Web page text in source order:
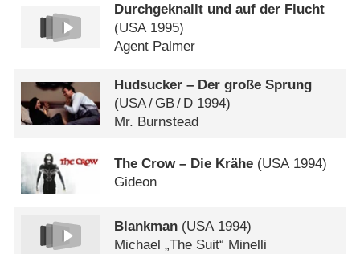
Durchgeknallt und auf der Flucht
(USA 1995)
Agent Palmer
Hudsucker – Der große Sprung
(USA/ GB/ D 1994)
Mr. Burnstead
The Crow – Die Krähe (USA1994)
Gideon
Blankman (USA1994)
Michael „The Suit“ Minelli